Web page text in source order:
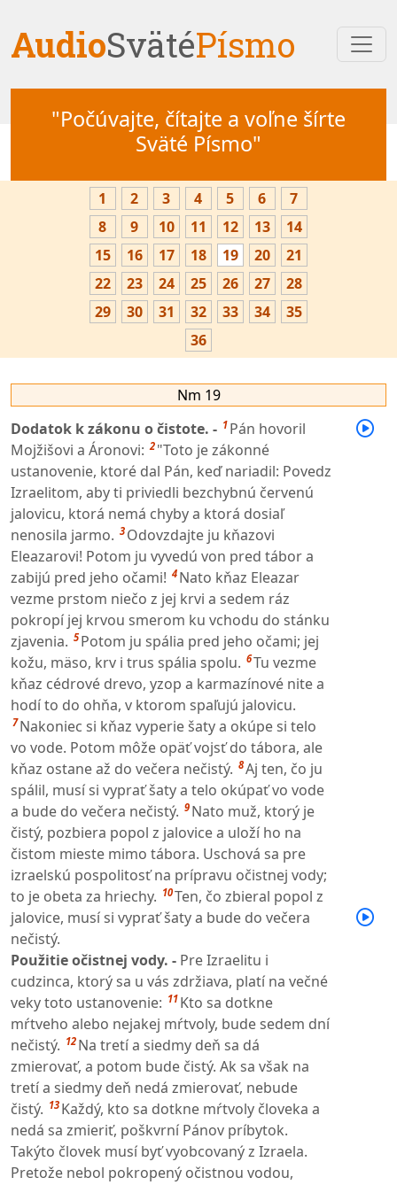
AudioSvätéPísmo
"Počúvajte, čítajte a voľne šírte
Sväté Písmo"
1 2 3 4 5 6
7
8
9 10 11 12 13
14
15
16 17 18 19 20
21
22
23 24 25 26 27
28
29
30 31 32 33 34
35
36
Nm 19
Dodatok k zákonu o čistote. - 1 Pán hovoril
Mojžišovi a Áronovi: 2 "Toto je zákonné
ustanovenie, ktoré dal Pán, keď nariadil: Povedz
Izraelitom, aby ti priviedli bezchybnú červenú
jalovicu, ktorá nemá chyby a ktorá dosiaľ
nenosila jarmo. 3 Odovzdajte ju kňazovi
Eleazarovi! Potom ju vyvedú von pred tábor a
zabijú pred jeho očami! 4 Nato kňaz Eleazar
vezme prstom niečo z jej krvi a sedem ráz
pokropí jej krvou smerom ku vchodu do stánku
zjavenia. 5 Potom ju spália pred jeho očami; jej
kožu, mäso, krv i trus spália spolu. 6Tu vezme
kňaz cédrové drevo, yzop a karmazínové nite a
hodí to do ohňa, v ktorom spaľujú jalovicu.
7 Nakoniec si kňaz vyperie šaty a okúpe si telo
vo vode. Potom môže opäť vojsť do tábora, ale
kňaz ostane až do večera nečistý. 8Aj ten, čo ju
spálil, musí si vyprať šaty a telo okúpať vo vode
a bude do večera nečistý. 9 Nato muž, ktorý je
čistý, pozbiera popol z jalovice a uloží ho na
čistom mieste mimo tábora. Uschová sa pre
izraelskú pospolitosť na prípravu očistnej vody;
to je obeta za hriechy. 10Ten, čo zbieral popol z
jalovice, musí si vyprať šaty a bude do večera
nečistý.
Použitie očistnej vody. - Pre Izraelitu i
cudzinca, ktorý sa u vás zdržiava, platí na večné
veky toto ustanovenie: 11 Kto sa dotkne
mŕtveho alebo nejakej mŕtvoly, bude sedem dní
nečistý. 12 Na tretí a siedmy deň sa dá
zmierovať, a potom bude čistý. Ak sa však na
tretí a siedmy deň nedá zmierovať, nebude
čistý. 13 Každý, kto sa dotkne mŕtvoly človeka a
nedá sa zmieriť, poškvrní Pánov príbytok.
Takýto človek musí byť vyobcovaný z Izraela.
Pretože nebol pokropený očistnou vodou,